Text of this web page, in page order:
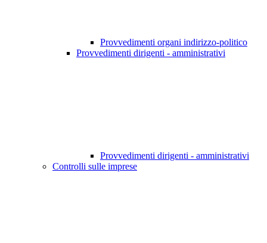
Provvedimenti organi indirizzo-politico
Provvedimenti dirigenti - amministrativi
Provvedimenti dirigenti - amministrativi
Controlli sulle imprese